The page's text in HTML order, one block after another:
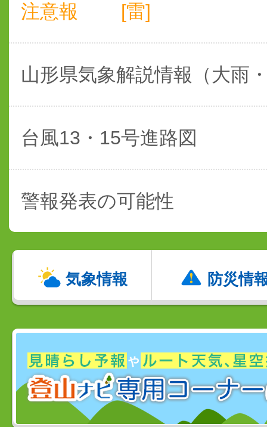
注意報 [雷]
山形県気象解説情報（大雨
台風13・15号進路図
警報発表の可能性
気象情報 防災情